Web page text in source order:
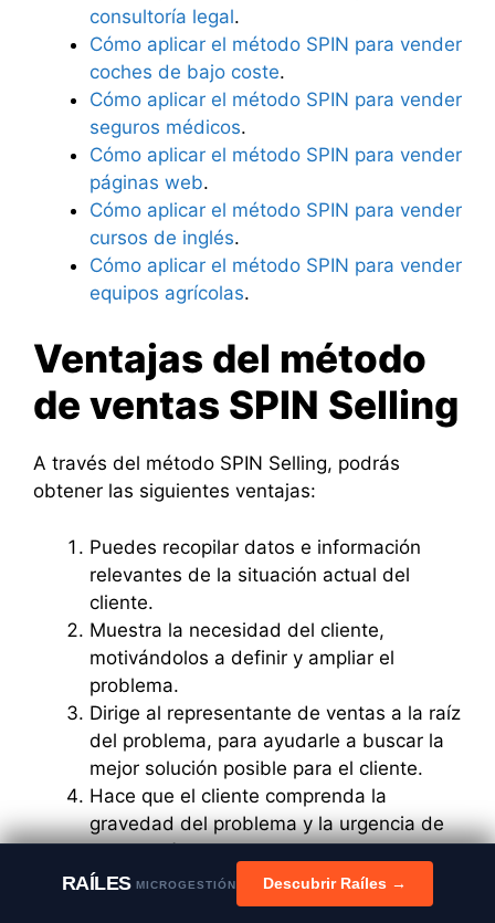
consultoría legal.
Cómo aplicar el método SPIN para vender
coches de bajo coste.
Cómo aplicar el método SPIN para vender
seguros médicos.
Cómo aplicar el método SPIN para vender
páginas web.
Cómo aplicar el método SPIN para vender
cursos de inglés.
Cómo aplicar el método SPIN para vender
equipos agrícolas.
Ventajas del método
de ventas SPIN Selling
A través del método SPIN Selling, podrás
obtener las siguientes ventajas:
Puedes recopilar datos e información
relevantes de la situación actual del
cliente.
Muestra la necesidad del cliente,
motivándolos a definir y ampliar el
problema.
Dirige al representante de ventas a la raíz
del problema, para ayudarle a buscar la
mejor solución posible para el cliente.
Hace que el cliente comprenda la
gravedad del problema y la urgencia de
su solución.
Los representantes de venta no
necesitan forzar los cierres de negocios,
RAÍLESMICROGESTIÓN Descubrir Raíles →